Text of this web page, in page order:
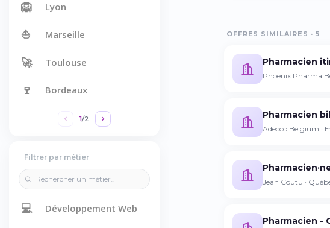
🦁 Lyon
⛵ Marseille
🚀 Toulouse
🍷 Bordeaux
1/2
Filtrer par métier
💻 Développement Web
OFFRES SIMILAIRES · 5
Pharmacien
Phoenix Pharma
Pharmacien
Adecco Belgium ·
Jean Coutu ·
Pharmacien -